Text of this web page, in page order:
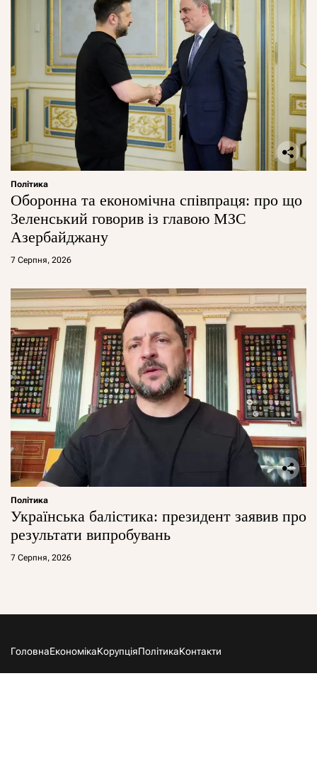
Політика
Оборонна та економічна співпраця: про що
Зеленський говорив із главою МЗС
Азербайджану
7 Серпня, 2026
Політика
Українська балістика: президент заявив про
результати випробувань
7 Серпня, 2026
ГоловнаЕкономікаКорупціяПолітикаКонтакти